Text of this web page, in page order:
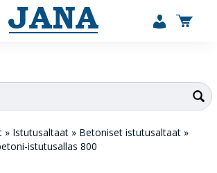
» Istutusaltaat » Betoniset istutusaltaat »
istutusallas 800